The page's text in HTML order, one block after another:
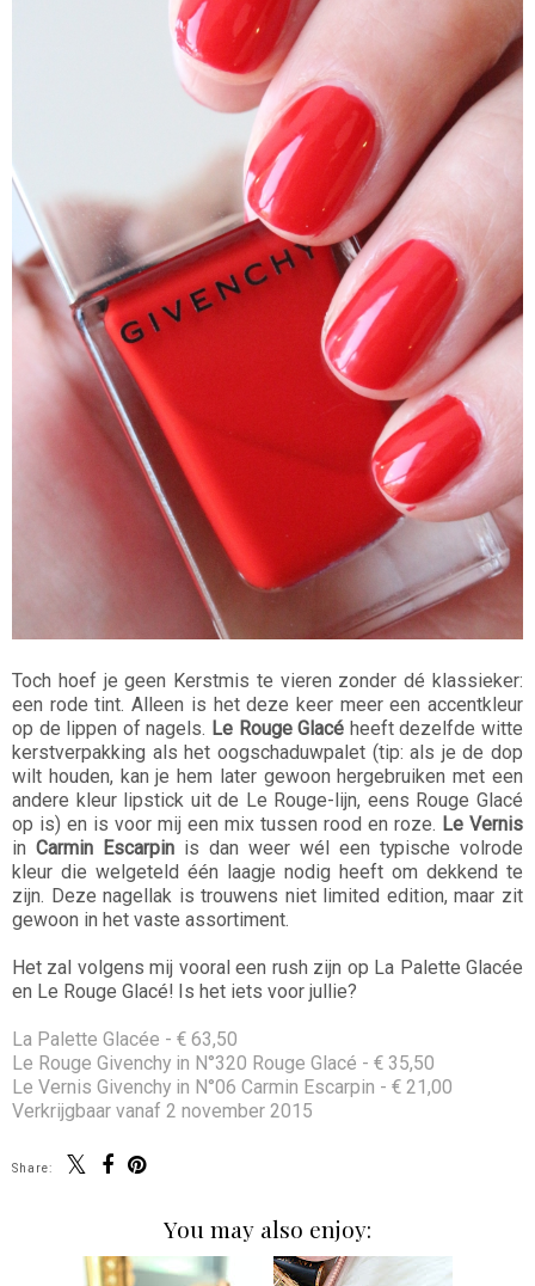
Toch hoef je geen Kerstmis te vieren zonder dé klassieker:
een rode tint. Alleen is het deze keer meer een accentkleur
op de lippen of nagels. Le Rouge Glacé heeft dezelfde witte
kerstverpakking als het oogschaduwpalet (tip: als je de dop
wilt houden, kan je hem later gewoon hergebruiken met een
andere kleur lipstick uit de Le Rouge-lijn, eens Rouge Glacé
op is) en is voor mij een mix tussen rood en roze. Le Vernis
in Carmin Escarpin is dan weer wél een typische volrode
kleur die welgeteld één laagje nodig heeft om dekkend te
zijn. Deze nagellak is trouwens niet limited edition, maar zit
gewoon in het vaste assortiment.
Het zal volgens mij vooral een rush zijn op La Palette Glacée
en Le Rouge Glacé! Is het iets voor jullie?
La Palette Glacée - € 63,50
Le Rouge Givenchy in N°320 Rouge Glacé - € 35,50
Le Vernis Givenchy in N°06 Carmin Escarpin - € 21,00
Verkrijgbaar vanaf 2 november 2015
Share:
You may also enjoy: